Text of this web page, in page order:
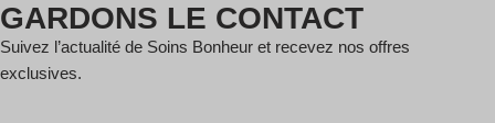
GARDONS LE CONTACT
Suivez l’actualité de Soins Bonheur et recevez nos offres
exclusives.